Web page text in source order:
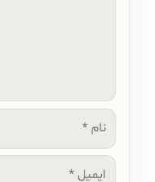
نام
ایمیل